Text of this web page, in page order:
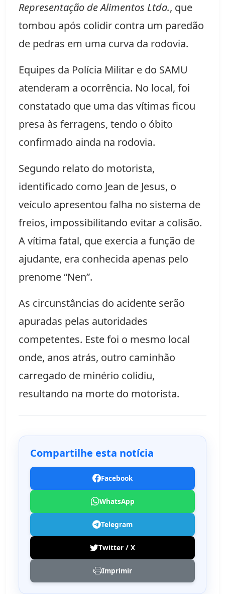
Representação de Alimentos Ltda., que
tombou após colidir contra um paredão
de pedras em uma curva da rodovia.
Equipes da Polícia Militar e do SAMU
atenderam a ocorrência. No local, foi
constatado que uma das vítimas ficou
presa às ferragens, tendo o óbito
confirmado ainda na rodovia.
Segundo relato do motorista,
identificado como Jean de Jesus, o
veículo apresentou falha no sistema de
freios, impossibilitando evitar a colisão.
A vítima fatal, que exercia a função de
ajudante, era conhecida apenas pelo
prenome “Nen”.
As circunstâncias do acidente serão
apuradas pelas autoridades
competentes. Este foi o mesmo local
onde, anos atrás, outro caminhão
carregado de minério colidiu,
resultando na morte do motorista.
Compartilhe esta notícia
Facebook
WhatsApp
Telegram
Twitter / X
Imprimir